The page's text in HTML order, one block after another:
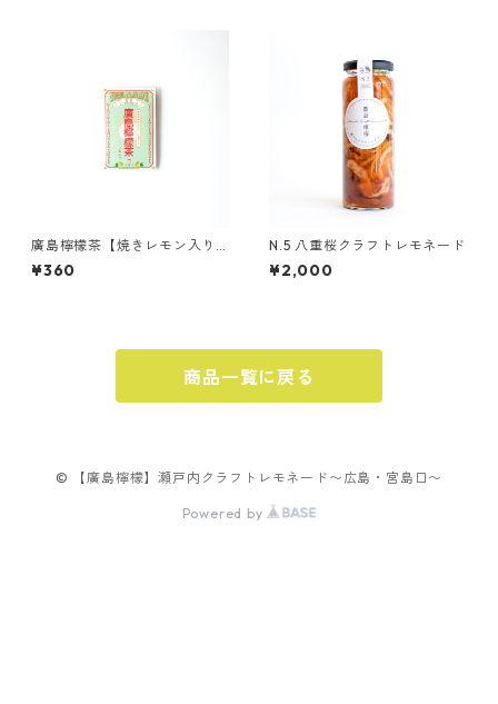
廣島檸檬茶【焼きレモン入り
レモネードパウダー】2包入り
¥360
N.5 八重桜クラフトレモネード
¥2,000
商品一覧に戻る
© 【廣島檸檬】瀬戸内クラフトレモネード〜広島・宮島口〜
Powered by